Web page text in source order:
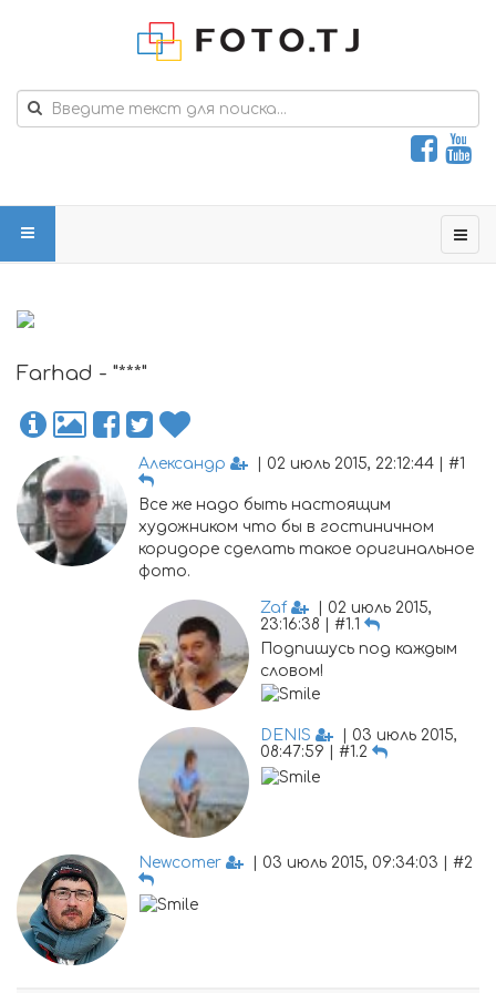
Farhad - "***"
Александр | 02 июль 2015, 22:12:44 | #1
Все же надо быть настоящим
художником что бы в гостиничном
коридоре сделать такое оригинальное
фото.
Zaf
| 02 июль 2015,
23:16:38 | #1.1
Подпишусь под каждым
словом!
DENIS
| 03 июль 2015,
08:47:59 | #1.2
Newcomer | 03 июль 2015, 09:34:03 | #2